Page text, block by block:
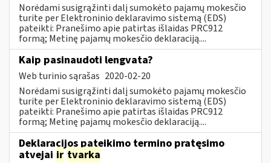
Norėdami susigrąžinti dalį sumokėto pajamų mokesčio
turite per Elektroninio deklaravimo sistemą (EDS)
pateikti: Pranešimo apie patirtas išlaidas PRC912
formą; Metinę pajamų mokesčio deklaraciją....
Kaip pasinaudoti lengvata?
Web turinio sąrašas 2020-02-20
Norėdami susigrąžinti dalį sumokėto pajamų mokesčio
turite per Elektroninio deklaravimo sistemą (EDS)
pateikti: Pranešimo apie patirtas išlaidas PRC912
formą; Metinę pajamų mokesčio deklaraciją....
Deklaracijos pateikimo termino pratęsimo
atvejai ir tvarka